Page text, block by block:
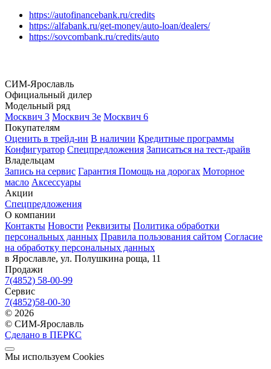
https://autofinancebank.ru/credits
https://alfabank.ru/get-money/auto-loan/dealers/
https://sovcombank.ru/credits/auto
СИМ-Ярославль
Официальный дилер
Модельный ряд
Москвич 3 Москвич 3е Москвич 6
Покупателям
Оценить в трейд-ин В наличии Кредитные программы
Конфигуратор Спецпредложения Записаться на тест-драйв
Владельцам
Запись на сервис Гарантия Помощь на дорогах Моторное
масло Аксессуары
Акции
Спецпредложения
О компании
Контакты Новости Реквизиты Политика обработки
персональных данных Правила пользования сайтом Согласие
на обработку персональных данных
в Ярославле, ул. Полушкина роща, 11
Продажи
7(4852) 58-00-99
Сервис
7(4852)58-00-30
© 2026
© СИМ-Ярославль
Сделано в ПЕРКС
Мы используем Cookies